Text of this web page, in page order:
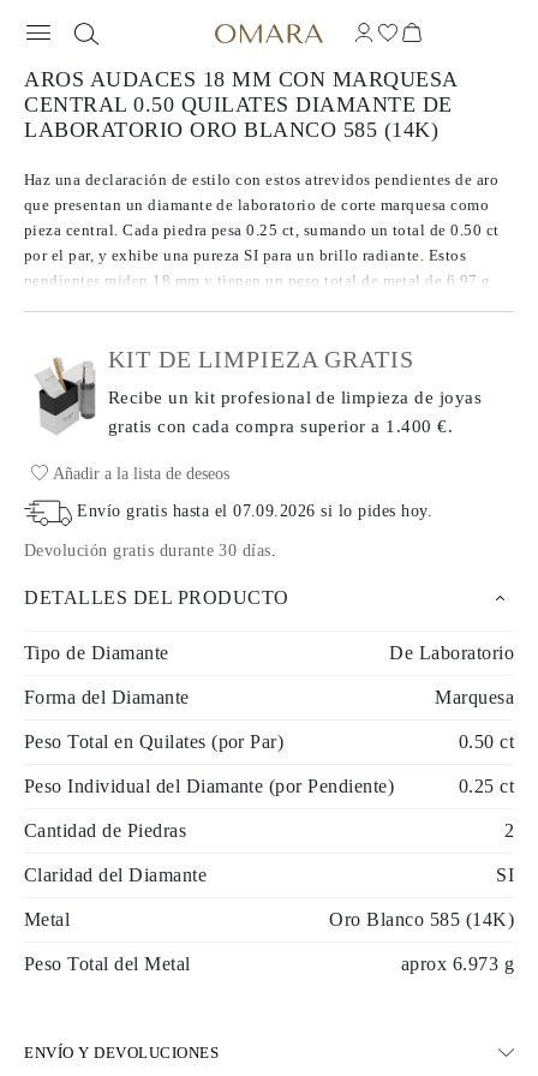
AROS AUDACES 18 MM CON MARQUESA
CENTRAL 0.50 QUILATES DIAMANTE DE
LABORATORIO ORO BLANCO 585 (14K)
Haz una declaración de estilo con estos atrevidos pendientes de aro
que presentan un diamante de laboratorio de corte marquesa como
pieza central. Cada piedra pesa 0.25 ct, sumando un total de 0.50 ct
por el par, y exhibe una pureza SI para un brillo radiante. Estos
pendientes miden 18 mm y tienen un peso total de metal de 6.97 g.
KIT DE LIMPIEZA GRATIS
Recibe un kit profesional de limpieza de joyas
gratis con cada comprasuperior a 1.400 €.
Añadir a la lista de deseos
Envío gratis hasta el07.09.2026 si lo pides hoy.
Devolución gratis durante 30 días.
DETALLES DEL PRODUCTO
Tipo de Diamante De Laboratorio
Forma del Diamante Marquesa
Peso Total en Quilates (por Par) 0.50 ct
Peso Individual del Diamante (por Pendiente) 0.25 ct
Cantidad de Piedras 2
Claridad del Diamante SI
Metal Oro Blanco 585 (14K)
Peso Total del Metal aprox 6.973 g
ENVÍO Y DEVOLUCIONES